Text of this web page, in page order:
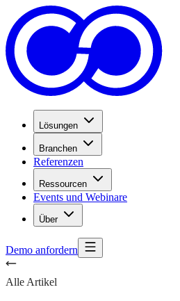
Lösungen
Branchen
Referenzen
Ressourcen
Events und Webinare
Über
Demo anfordern
Alle Artikel